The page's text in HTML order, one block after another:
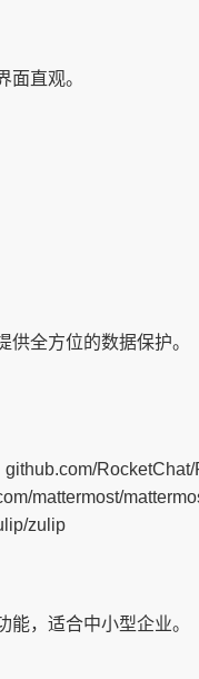
直观。
全方位的数据保护。
mattermost/
zulip
能，适合中小型企业。